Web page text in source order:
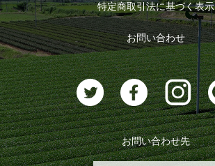
特定商取引法に基づく表示
お問い合わせ
お問い合わせ先